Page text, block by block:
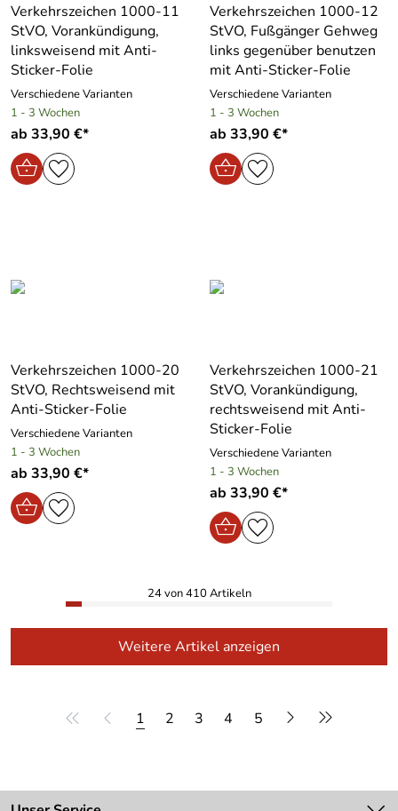
Verkehrszeichen 1000-11
StVO, Vorankündigung,
linksweisend mit Anti-
Sticker-Folie
Verschiedene Varianten
1 - 3 Wochen
ab 33,90 €*
Verkehrszeichen 1000-12
StVO, Fußgänger Gehweg
links gegenüber benutzen
mit Anti-Sticker-Folie
Verschiedene Varianten
1 - 3 Wochen
ab 33,90 €*
Verkehrszeichen 1000-20
StVO, Rechtsweisend mit
Anti-Sticker-Folie
Verschiedene Varianten
1 - 3 Wochen
ab 33,90 €*
Verkehrszeichen 1000-21
StVO, Vorankündigung,
rechtsweisend mit Anti-
Sticker-Folie
Verschiedene Varianten
1 - 3 Wochen
ab 33,90 €*
24 von 410 Artikeln
Weitere Artikel anzeigen
1 2 3 4 5